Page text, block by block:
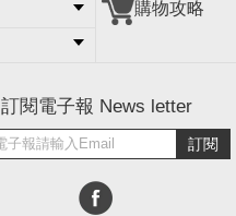
購物攻略
訂閱電子報 News letter
訂閱